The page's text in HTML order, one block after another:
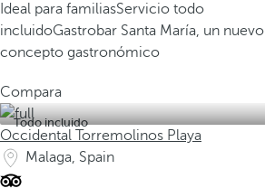
Ideal para familiasServicio todo
incluidoGastrobar Santa María, un nuevo
concepto gastronómico
Compara
Todo incluido
Occidental Torremolinos Playa
Malaga, Spain